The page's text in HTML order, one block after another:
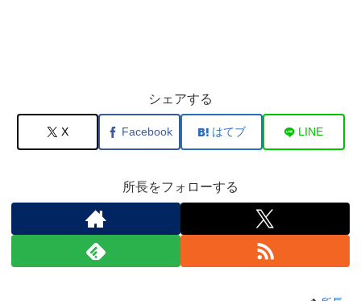
シェアする
X Facebook はてブ LINE
所長をフォローする